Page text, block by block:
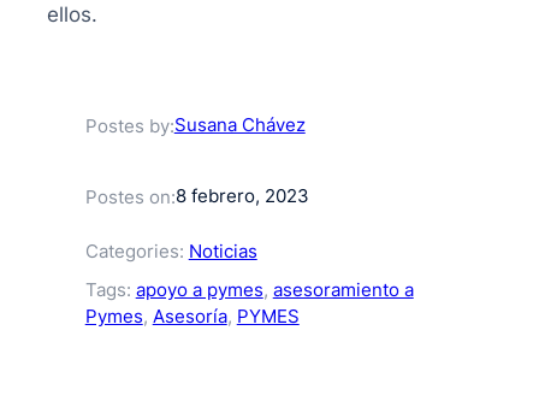
ellos.
Postes by:Susana Chávez
Postes on:8 febrero, 2023
Categories: Noticias
Tags: apoyo a pymes, asesoramiento a
Pymes, Asesoría, PYMES